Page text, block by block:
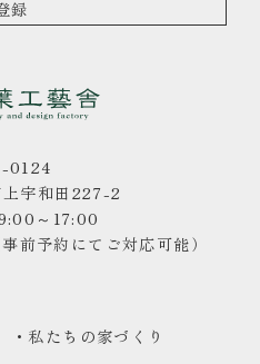
0124
宇和田227-2
～17:00
前予約にてご対応可能）
・私たちの家づくり